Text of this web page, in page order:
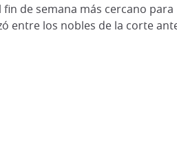
de semana más cercano para
entre los nobles de la corte